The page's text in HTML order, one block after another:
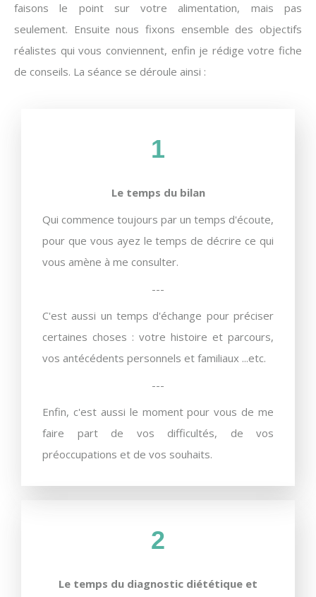
faisons le point sur votre alimentation, mais pas
seulement. Ensuite nous fixons ensemble des objectifs
réalistes qui vous conviennent, enfin je rédige votre fiche
de conseils. La séance se déroule ainsi :
1
Le temps du bilan
Qui commence toujours par un temps d'écoute,
pour que vous ayez le temps de décrire ce qui
vous amène à me consulter.
---
C'est aussi un temps d'échange pour préciser
certaines choses : votre histoire et parcours,
vos antécédents personnels et familiaux ...etc.
---
Enfin, c'est aussi le moment pour vous de me
faire part de vos difficultés, de vos
préoccupations et de vos souhaits.
2
Le temps du diagnostic diététique et